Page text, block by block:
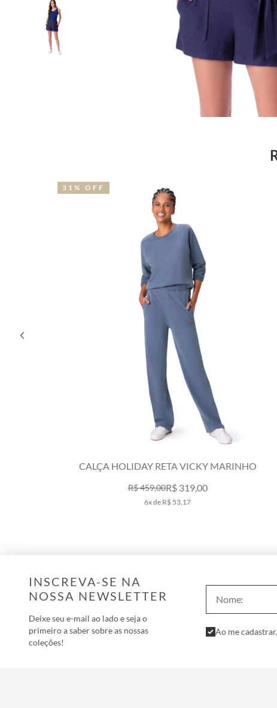
CALÇA HOLIDAY RETA VICKY MARINHO
R$ 459,00R$ 319,00
6x de R$ 53,17
31% OFF
INSCREVA-SE NA
NOSSA NEWSLETTER
Deixe seu e-mail ao lado e seja o
primeiro a saber sobre as nossas
coleções!
Ao me